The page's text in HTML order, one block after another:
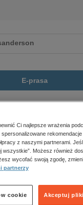
E-prasa
zabytków” nie jest dostępny.
Ci najlepsze wrażenia
z naszymi partnerami.
Możesz również
wycofać swoją zgodę,
partnerzy
Akceptuj
cookie